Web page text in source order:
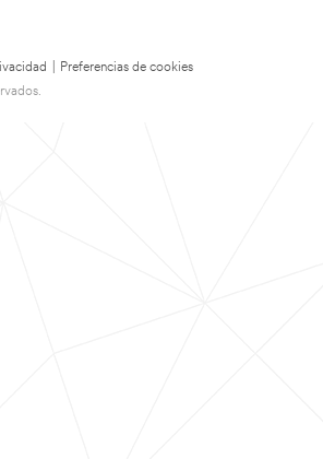
Preferencias de cookies